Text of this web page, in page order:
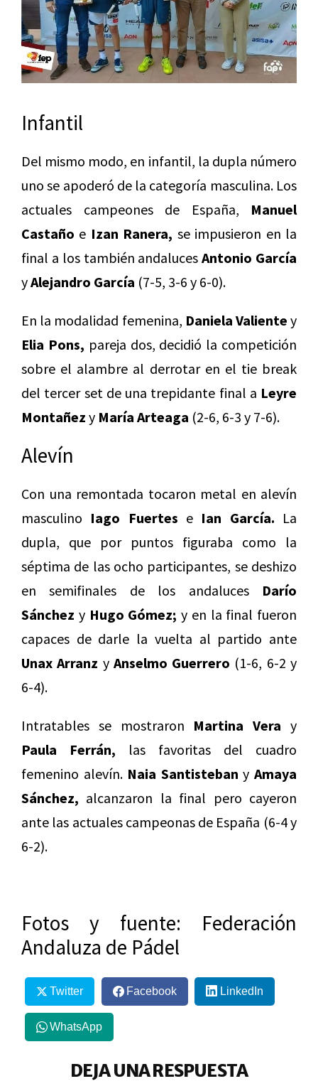
Infantil
Del mismo modo, en infantil, la dupla número
uno se apoderó de la categoría masculina. Los
actuales campeones de España, Manuel
Castaño e Izan Ranera, se impusieron en la
final a los también andalucesAntonio García
yAlejandro García (7-5, 3-6 y 6-0).
En la modalidad femenina, Daniela Valiente y
Elia Pons, pareja dos, decidió la competición
sobre el alambre al derrotar en el tie break
del tercer set de una trepidante final a Leyre
Montañez y María Arteaga (2-6, 6-3 y 7-6).
Alevín
Con una remontada tocaron metal en alevín
masculino Iago Fuertes e Ian García. La
dupla, que por puntos figuraba como la
séptima de las ocho participantes, se deshizo
en semifinales de los andaluces Darío
Sánchez y Hugo Gómez; y en la final fueron
capaces de darle la vuelta al partido ante
Unax Arranz y Anselmo Guerrero (1-6, 6-2 y
6-4).
Intratables se mostraron Martina Vera y
Paula Ferrán, las favoritas del cuadro
femenino alevín. Naia Santisteban yAmaya
Sánchez, alcanzaron la final pero cayeron
ante las actuales campeonas de España (6-4 y
6-2).
Fotos y fuente: Federación
Andaluza de Pádel
Twitter Facebook LinkedIn
WhatsApp
DEJA UNA RESPUESTA